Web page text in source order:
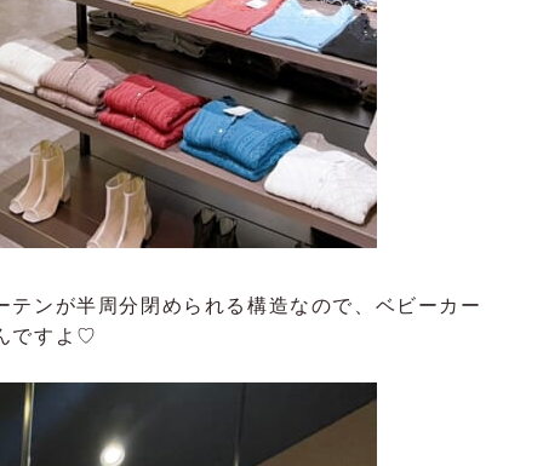
ンが半周分閉められる構造なので、ベビーカー
ですよ♡